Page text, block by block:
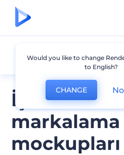
İşletmeniz
markalama
mockupları
Markalama
Would you like to change
to English?
CHANGE